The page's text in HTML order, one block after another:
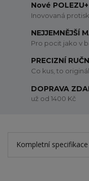
Nové POLEZU+
Inovovaná
NEJJEMNĚJŠÍ
Pro pocit jako v
PRECIZNÍ
Co kus, to originál
DOPRAVA
už od 1400 Kč
Kompletní specifikace